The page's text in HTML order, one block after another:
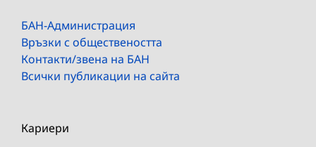
БАН-Администрация
Връзки с обществеността
Контакти/звена на БАН
Всички публикации на сайта
Кариери